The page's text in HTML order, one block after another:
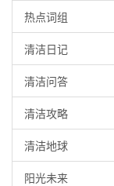
热点词组
清洁日记
清洁问答
清洁攻略
清洁地球
阳光未来